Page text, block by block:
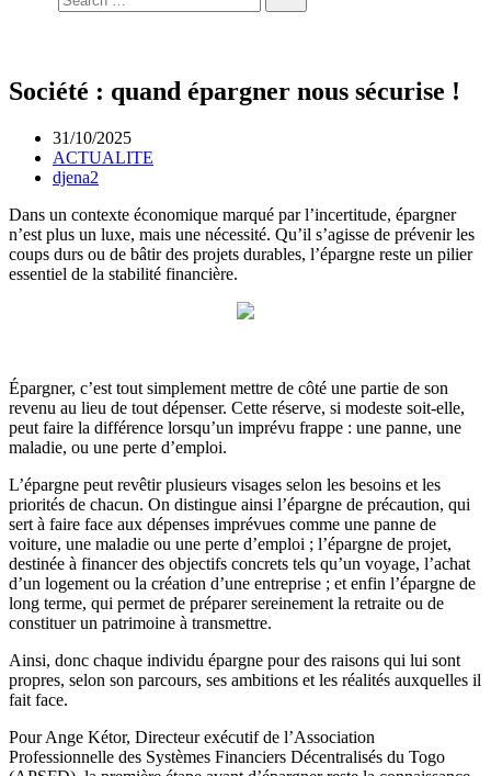
Société : quand épargner nous sécurise !
31/10/2025
ACTUALITE
djena2
Dans un contexte économique marqué par l’incertitude, épargner
n’est plus un luxe, mais une nécessité. Qu’il s’agisse de prévenir les
coups durs ou de bâtir des projets durables, l’épargne reste un pilier
essentiel de la stabilité financière.
Épargner, c’est tout simplement mettre de côté une partie de son
revenu au lieu de tout dépenser. Cette réserve, si modeste soit-elle,
peut faire la différence lorsqu’un imprévu frappe : une panne, une
maladie, ou une perte d’emploi.
L’épargne peut revêtir plusieurs visages selon les besoins et les
priorités de chacun. On distingue ainsi l’épargne de précaution, qui
sert à faire face aux dépenses imprévues comme une panne de
voiture, une maladie ou une perte d’emploi ; l’épargne de projet,
destinée à financer des objectifs concrets tels qu’un voyage, l’achat
d’un logement ou la création d’une entreprise ; et enfin l’épargne de
long terme, qui permet de préparer sereinement la retraite ou de
constituer un patrimoine à transmettre.
Ainsi, donc chaque individu épargne pour des raisons qui lui sont
propres, selon son parcours, ses ambitions et les réalités auxquelles il
fait face.
Pour Ange Kétor, Directeur exécutif de l’Association
Professionnelle des Systèmes Financiers Décentralisés du Togo